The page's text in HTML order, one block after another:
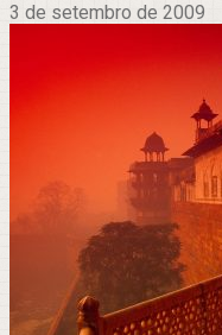
3 de setembro de 2009